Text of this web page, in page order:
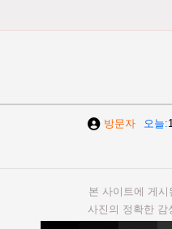
방문자 오늘
본 사이트에 게
사진의 정확한